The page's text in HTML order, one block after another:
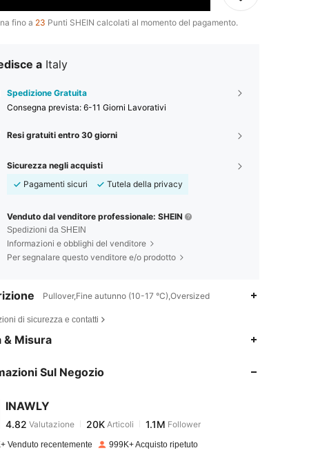
fino a 23 Punti SHEIN calcolati al momento del pagamento.
a Italy
Spedizione Gratuita
Consegna prevista: 6-11 Giorni Lavorativi
Resi gratuiti entro 30 giorni
Sicurezza negli acquisti
Pagamenti sicuri
Tutela della privacy
Venduto dal venditore professionale: SHEIN
Spedizioni da SHEIN
Informazioni e obblighi del venditore
Per segnalare questo venditore e/o prodotto
Pullover,Fine autunno (10-17 °C),Oversized
di sicurezza e contatti
& Misura
Sul Negozio
INAWLY
4.82 20K
4.82
c***8pagato1 giorno fa
Venduto recentemente 999K+ Acquisto ripetuto